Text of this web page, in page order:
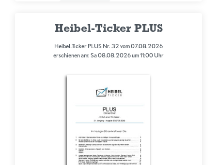
Heibel-Ticker PLUS
Heibel-Ticker PLUS Nr. 32 vom 07.08.2026
erschienen am: Sa 08.08.2026 um 11:00 Uhr